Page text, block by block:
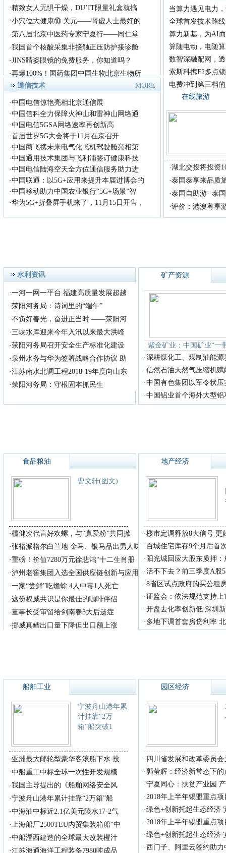
首届《放歌中国》歌手大
8月在
2018腾讯影业发布会：多
部国产漫改真人
近日，主题为&ldquo;若水
&middot;共生&rdquo;的腾讯影
业
王中磊出席2018 亚洲旅游
产业年会 谈中
今天(9月14日)，2018 亚
洲旅游产业年会在上海举行，
励志歌手杨洪强放歌中国
演艺又见山里红
励志歌手杨洪强放歌中国演艺
又见山里红 首届《放歌中国》
歌手
哇！湖南大事件，这道
【美丽风景线】竟
天，借
首届《放歌中国》歌手大
赛全国总决赛！
赛组织委员会，拟定于2018年
8月在
·精致女人无惧干燥，DU’IT限量礼盒就搞
·小穴位大健康⑩ 关元——肾虚人士最好的
·第八届北京中医药专家宁夏行——同仁堂
·我国首个核酸采集非接触正压防护接诊舱
·JINS睛姿眼镜的免费服务，你知道吗？
·再爆100%！国药集团中国生物北京生物所
通信技术
MORE
·中国电信惊艳亮相北京通信展
·中国信科全力保障火神山和雷神山网络通
·中国电信5GSA网络速率再创新高
·首届世界5G大会将于11月在京召开
·中国商飞携未来电气化飞机驾驶舱亮相第
·中国通用技术集团与飞利浦签订健康科技
·中国电信陆海空天全方位通信服务助力进
·中国联通：以5G+应用来提升本届进博会的
·中国移动助力中国农业银行“5G+场景”智
·华为5G+折叠屏手机来了，11月15日开售，
当算力遇见电力
全球首发技术路
算力新基，为AI
算随电动，电随
数智深融配网，
索斯科携F2多点
电费冲到第三档
在线旅游
·湖北交投将投资
·泰国泰享来品质
·泰国自助游--泰
·评价：港澳粤享
水利资讯
·一河一网一平台 福建高质量发展超越
·荥阳河务局：诗词里的“端午”
·不负好春光，奋进正当时 ——荥阳河
·三峡水库迎来今年入汛以来最大洪峰
·荥阳河务局召开安全生产标准化建设
· 泉州水务与华为签署战略合作协议 助
·江苏南水北调工程2018-19年度向山东
·荥阳河务局：守根固本抓民生
矿产资源
紫金矿业：中国矿业“一
·深耕煤化工、煤制油能
·信然石油天然气压缩机
·中国有色集团以军令状
·中国铝业首个海外大型
食品粮油
曹文轩(图文)
·檀健次代言好欢螺，与“真爱粉”共同掀
·张裕派格尔白兰地 金马、银马品出男人味
·重磅！价值7280万元徐悲鸿“十二生肖册
·泸州老窖集团入选全国供应链创新与应用
·一家“尝鲜”吃蟾蜍 4人中毒1人死亡
·这份权威共识是你最佳的咖啡伴侣
·董事长受审留给剑南春3大后遗症
·挪威真鳕出口量下降但出口额上涨
地产经济
·楼市定调释放8大信号 更
·百城住宅库存9个月后首
· 阳光城回应大股东质押
·活不下去？前三季度A股
·8省区试点政府购买公租
·证监会：依法规范支持
·开盘去化率创新低 深圳
· 多地下调首套房贷利率
船舶工业
宁波舟山港年累
计挂靠“2万
箱”船突破1
· 亚洲最大邮轮型豪华客滚船下水 投
·中船重工中标全球一次性开发规模
·我国主导提出的《船舶网络安全风
·宁波舟山港年累计挂靠“2万箱”船
·中海油中标近2.1亿美元陵水17-2气
·上海船厂2500TEU内贸集装箱船“中
·中船澄西建造的全球最大改装橙汁
·江苏海通海洋工程装备7980吨成品
园区经济
· 四川省发展和改革委员
·郭莹辉：经济新常态下
·宁夏同心：扶贫产业园
·2018年上半年锡盟重点
·绿色+创新托起生态经济
·2018年上半年锡盟重点
·绿色+创新托起生态经济
·西门子、阿里云签约助